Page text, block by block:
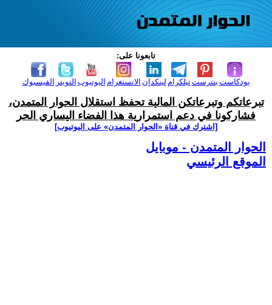
تابعونا على:
الفيسبوك التويتر اليوتيوب الانستغرام لينكدإن تيلكرامبنترست بودكاست
تبرعاتكم وتبرعاتكن المالية تحفظ استقلال الحوار المتمدن،
فشاركونا في دعم استمرارية هذا الفضاء اليساري الحر
[اشترك في قناة ‫«الحوار المتمدن» على اليوتيوب]
الحوار المتمدن - موبايل
الموقع الرئيسي